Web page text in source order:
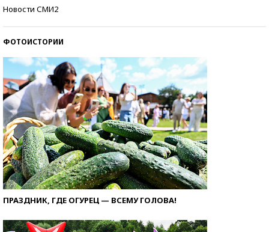
Новости СМИ2
ФОТОИСТОРИИ
ПРАЗДНИК, ГДЕ ОГУРЕЦ — ВСЕМУ ГОЛОВА!